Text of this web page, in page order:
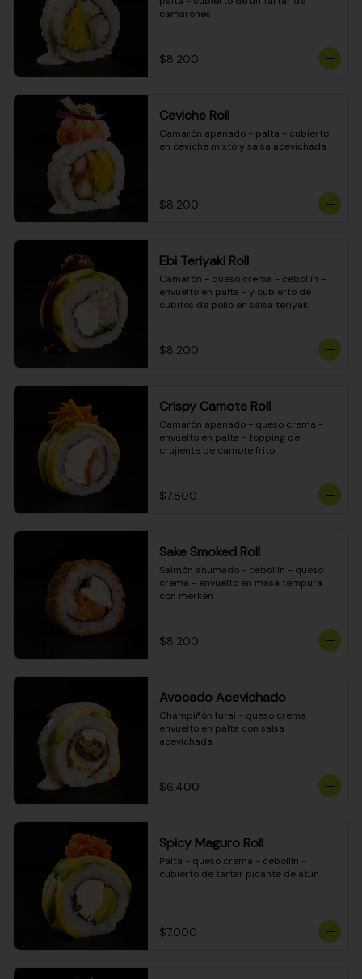
camarones
$8.200
Ceviche Roll
Camarón apanado - palta - cubierto
en ceviche mixto y salsa acevichada
$8.200
Ebi Teriyaki Roll
Camarón - queso crema - cebollín -
envuelto en palta - y cubierto de
cubitos de pollo en salsa teriyaki
$8.200
Crispy Camote Roll
Camarón apanado - queso crema -
envuelto en palta - topping de
crujiente de camote frito
$7.800
Sake Smoked Roll
Salmón ahumado - cebollín - queso
crema - envuelto en masa tempura
con merkén
$8.200
Avocado Acevichado
Champiñón furai - queso crema
envuelto en palta con salsa
acevichada
$6.400
Spicy Maguro Roll
Palta - queso crema - cebollín -
cubierto de tartar picante de atún
$7.000